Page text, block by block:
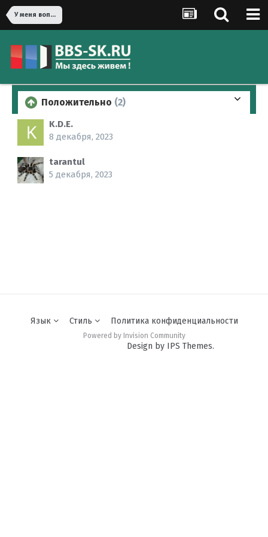
У меня вопрос!
Положительно (2)
K.D.E.
8 декабря, 2023
tarantul
5 декабря, 2023
Язык Стиль Политика конфиденциальности
Powered by Invision Community
Design by IPS Themes.